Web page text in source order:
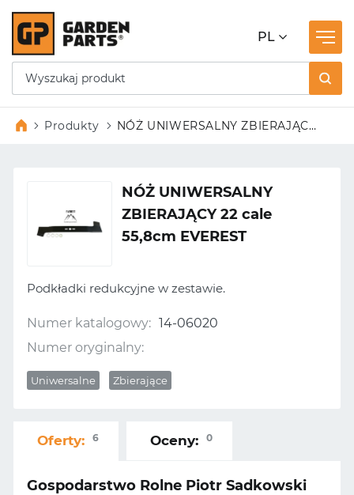
PL
Produkty
NÓŻ UNIWERSALNY ZBIERAJĄCY
NÓŻ UNIWERSALNY
ZBIERAJĄCY 22 cale
55,8cm EVEREST
Podkładki redukcyjne w zestawie.
Numer katalogowy: 14-06020
Numer oryginalny:
Uniwersalne Zbierające
Oferty: 6 Oceny: 0
Gospodarstwo Rolne Piotr Sadkowski